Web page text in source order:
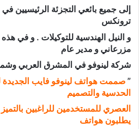
إلى جميع بائعي التجزئة
ترونكس
و النيل الهندسية للتوكيلات . و في
مزرعاني و مدير عام
شركة لينوفو في المشرق العربي
” صممت هواتف لينوفو فايب الجديدة
الحدسية والتصميم
العصري للمستخدمين للراغبين
يطلبون هواتف